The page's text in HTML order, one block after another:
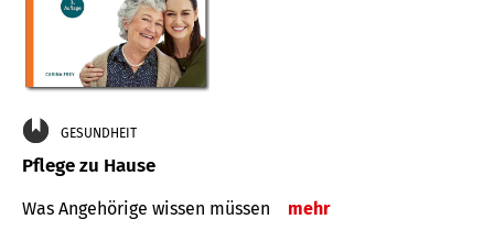
GESUNDHEIT
Pflege zu Hause
Was Angehörige wissen müssen mehr